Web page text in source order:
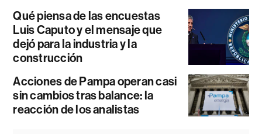
Qué piensa de las encuestas
Luis Caputo y el mensaje que
dejó para la industria y la
construcción
Acciones de Pampa operan casi
sin cambios tras balance: la
reacción de los analistas